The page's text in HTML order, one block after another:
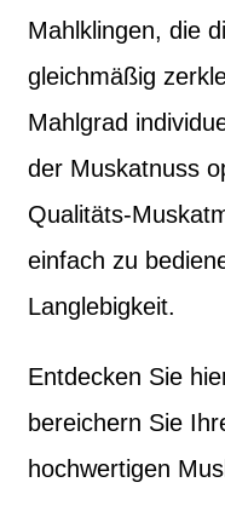
Mahlklingen, die
gleichmäßig
Mahlgrad
der Muskatnuss
Qualitäts-
einfach zu
Langlebigkeit.
Entdecken Sie
bereichern Sie
hochwertigen